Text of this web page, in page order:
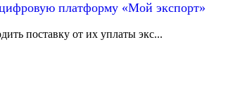
платформу «Мой экспорт»
поставку от их уплаты экс...